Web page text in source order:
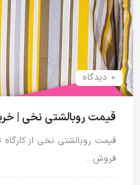
0 دیدگاه
قیمت روبالشتی نخی |
قیمت روبالشتی نخی از
فروش…